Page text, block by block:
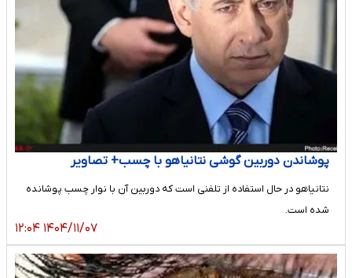
پوشاندن دوربین گوشی نتانیاهو با چسب+ تصاویر
نتانیاهو در حال استفاده از تلفنی است که دوربین آن با نوار چسب پوشانده
شده است.
۱۴۰۴/۱۱/۰۷ ۱۲:۰۴